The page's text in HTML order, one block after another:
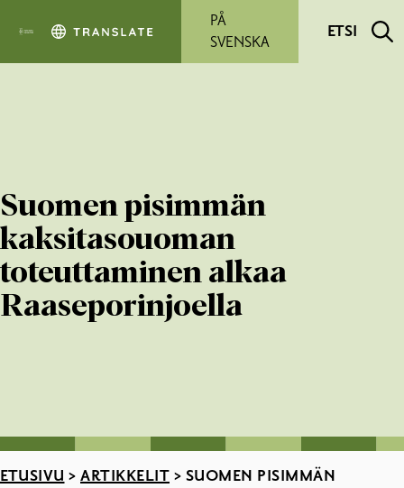
PÅ
SVENSKA
ETSI
Suomen pisimmän
kaksitasouoman
toteuttaminen alkaa
Raaseporinjoella
ETUSIVU > ARTIKKELIT > SUOMEN PISIMMÄN